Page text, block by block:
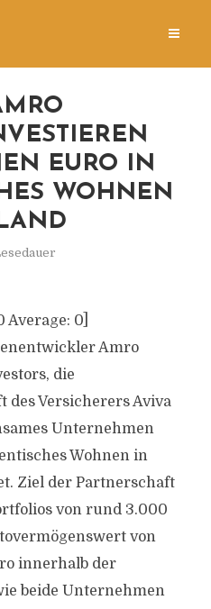
EURO IN
WOHNEN
Average: 0]
Amro
die
des Versicherers Aviva
Unternehmen
Wohnen in
Ziel der Partnerschaft
von rund 3.000
von
innerhalb der
beide Unternehmen